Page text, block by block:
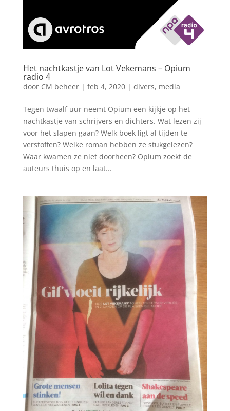
Het nachtkastje van Lot Vekemans – Opium
radio 4
door CM beheer| feb 4, 2020| divers, media
Tegen twaalf uur neemt Opium een kijkje op het
nachtkastje van schrijvers en dichters. Wat lezen zij
voor het slapen gaan? Welk boek ligt al tijden te
verstoffen? Welke roman hebben ze stukgelezen?
Waar kwamen ze niet doorheen? Opium zoekt de
auteurs thuis op en laat...